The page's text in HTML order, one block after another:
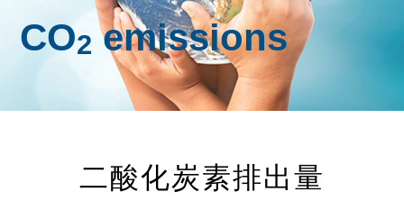
CO2 emissions
二酸化炭素排出量